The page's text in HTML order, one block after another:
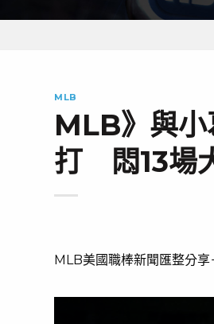
MLB
MLB》與小
打 悶13場
MLB美國職棒新聞匯整分享